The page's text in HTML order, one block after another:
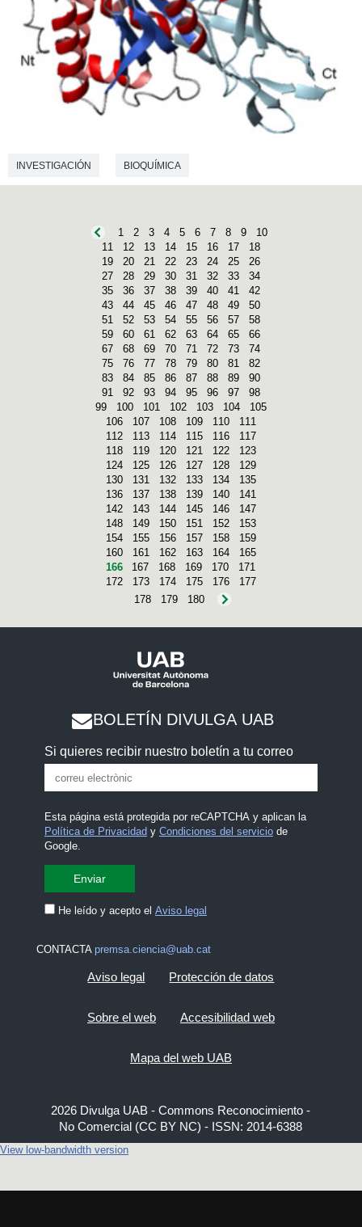
INVESTIGACIÓN BIOQUÍMICA
1 2 3 4 5 6 7 8 9
10
11
12 13 14 15 16 17
18
19
20 21 22 23 24 25
26
27
28 29 30 31 32 33
34
35
36 37 38 39 40 41
42
43
44 45 46 47 48 49
50
51
52 53 54 55 56 57
58
59
60 61 62 63 64 65
66
67
68 69 70 71 72 73
74
75
76 77 78 79 80 81
82
83
84 85 86 87 88 89
90
91
92 93 94 95 96 97
98
99
100 101 102 103 104
105
106
107 108 109 110
111
112
113 114 115 116
117
118
119 120 121 122
123
124
125 126 127 128
129
130
131 132 133 134
135
136
137 138 139 140
141
142
143 144 145 146
147
148
149 150 151 152
153
154
155 156 157 158
159
160
161 162 163 164
165
166
167 168 169 170
171
172
173 174 175 176
177
178
179 180
BOLETÍN DIVULGA UAB
Si quieres recibir nuestro boletín a tu correo
Esta página está protegida por reCAPTCHA y aplican la
Política de Privacidad y Condiciones del serviciode
Google.
He leído y acepto el Aviso legal
CONTACTA premsa.ciencia@uab.cat
Aviso legal Protección de datos
Sobre el web Accesibilidad web
Mapa del web UAB
2026 Divulga UAB - Commons Reconocimiento -
No Comercial (CC BY NC) - ISSN: 2014-6388
View low-bandwidth version